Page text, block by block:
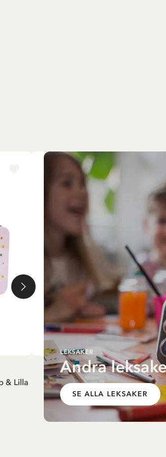
LEKSAKER
Andra
SE ALLA LEKSAKER
& Lilla
NYINKOMMET
LÄGG I VARUKORG
Resväska i plåt Pippi
picknick - Vit
PIPPI LÅNGSTRUMP
89.00 SEK